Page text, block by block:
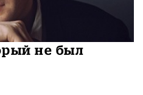
не был